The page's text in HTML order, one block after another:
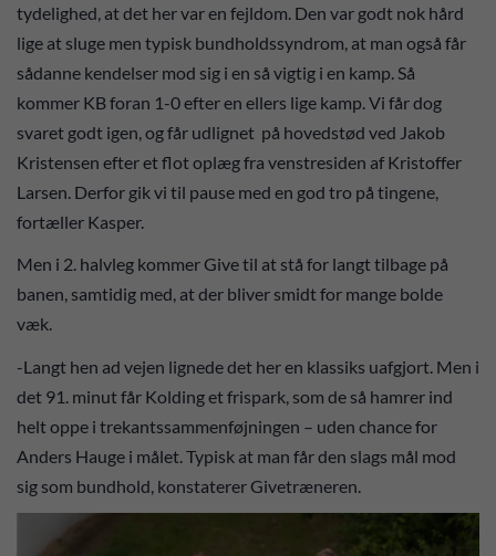
tydelighed, at det her var en fejldom. Den var godt nok hård
lige at sluge men typisk bundholdssyndrom, at man også får
sådanne kendelser mod sig i en så vigtig i en kamp. Så
kommer KB foran 1-0 efter en ellers lige kamp. Vi får dog
svaret godt igen, og får udlignet på hovedstød ved Jakob
Kristensen efter et flot oplæg fra venstresiden af Kristoffer
Larsen. Derfor gik vi til pause med en god tro på tingene,
fortæller Kasper.
Men i 2. halvleg kommer Give til at stå for langt tilbage på
banen, samtidig med, at der bliver smidt for mange bolde
væk.
-Langt hen ad vejen lignede det her en klassiks uafgjort. Men i
det 91. minut får Kolding et frispark, som de så hamrer ind
helt oppe i trekantssammenføjningen – uden chance for
Anders Hauge i målet. Typisk at man får den slags mål mod
sig som bundhold, konstaterer Givetræneren.